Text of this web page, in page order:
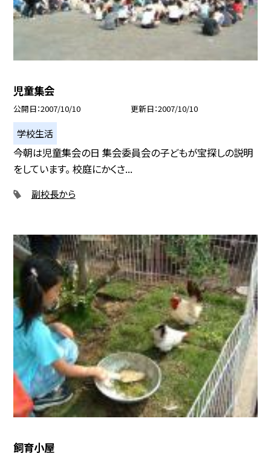
児童集会
公開日 2007/10/10 更新日 2007/10/10
学校生活
今朝は児童集会の日 集会委員会の子どもが宝探しの説明
をしています。 校庭にかくさ...
副校長から
飼育小屋